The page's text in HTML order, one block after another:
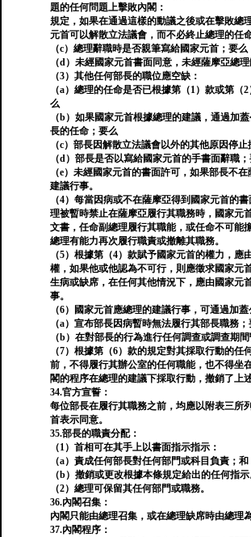
題的任何問題上擊敗內閣：
規定，如果在通過這樣的動議之後或在擊敗總
元首可以解散立法議會，而不必終止總理的任
（c）總理辭職時是否親筆寫給國家元首；要么
（d）未經國家元首書面同意，未經薩摩亞總理
（3）其他任何部長的職位應空缺：
（a）總理的任命是否已根據第（1）款或第（
么
（b）如果國家元首根據總理的建議，通過加
長的任命；要么
（c）部長因解散立法議會以外的其他原因停
（d）部長是否以寫給國家元首的手書面辭職
（e）未經國家元首的書面許可，如果部長不
建議行事。
（4）每當因病或不在薩摩亞得到國家元首的
理被暫時禁止在薩摩亞履行其職務時，國家元
文書，任命副總理履行其職能，或任命不可能
總理有能力再次履行職責或撤離其職務。
（5）根據第（4）款賦予國家元首的權力，應
權，如果他或他認為不可行，則應徵求國家元
生病或缺席，在任何其他情況下，應由國家元
事。
（6）國家元首應總理的建議行事，可通過加蓋
（a）宣布部長因病暫時無法履行其部長職務
（b）在對部長的行為進行任何調查或調查期間
（7）根據第（6）款的規定對其採取行動的任
前，不得履行其辦公室的任何職能，也不得坐
閣的程序在總理的建議下採取行動，撤銷了上
34.官方宣誓：
每位部長在履行其職務之前，均應以附表三所
首表示同意。
35.部長的職責分配：
（1）首相可在其手上以書面指示指示：
（a）責成任何部長對任何部門或科目負責；和
（b）撤銷或更改根據本條規定給出的任何指示
（2）總理可保留其任何部門或職務。
36.內閣召集：
內閣只能由總理召集，或在總理缺席時由總理
37.內閣程序：